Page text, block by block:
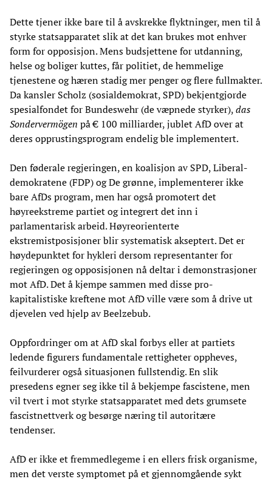
Dette tjener ikke bare til å avskrekke flyktninger, men til å
styrke statsapparatet slik at det kan brukes mot enhver
form for opposisjon. Mens budsjettene for utdanning,
helse og boliger kuttes, får politiet, de hemmelige
tjenestene og hæren stadig mer penger og flere fullmakter.
Da kansler Scholz (sosialdemokrat, SPD) bekjentgjorde
spesialfondet for Bundeswehr (de væpnede styrker),das
Sondervermögen på € 100 milliarder, jublet AfD over at
deres opprustingsprogram endelig ble implementert.
Den føderale regjeringen, en koalisjon av SPD, Liberal-
demokratene (FDP) og De grønne, implementerer ikke
bare AfDs program, men har også promotert det
høyreekstreme partiet og integrert det inn i
parlamentarisk arbeid. Høyreorienterte
ekstremistposisjoner blir systematisk akseptert. Det er
høydepunktet for hykleri dersom representanter for
regjeringen og opposisjonen nå deltar i demonstrasjoner
mot AfD. Det å kjempe sammen med disse pro-
kapitalistiske kreftene mot AfD ville være som å drive ut
djevelen ved hjelp av Beelzebub.
Oppfordringer om at AfD skal forbys eller at partiets
ledende figurers fundamentale rettigheter oppheves,
feilvurderer også situasjonen fullstendig. En slik
presedens egner seg ikke til å bekjempe fascistene, men
vil tvert i mot styrke statsapparatet med dets grumsete
fascistnettverk og besørge næring til autoritære
tendenser.
AfD er ikke et fremmedlegeme i en ellers frisk organisme,
men det verste symptomet på et gjennomgående sykt